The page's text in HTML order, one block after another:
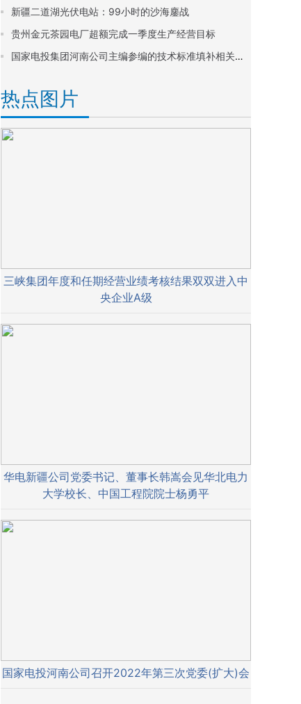
新疆二道湖光伏电站：99小时的沙海鏖战
贵州金元茶园电厂超额完成一季度生产经营目标
国家电投集团河南公司主编参编的技术标准填补相关领域空白
热点图片
三峡集团年度和任期经营业绩考核结果双双进入中
央企业A级
华电新疆公司党委书记、董事长韩嵩会见华北电力
大学校长、中国工程院院士杨勇平
国家电投河南公司召开2022年第三次党委(扩大)会